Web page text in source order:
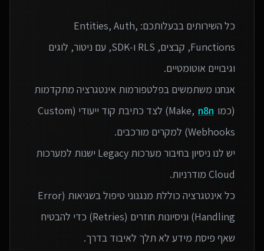
כל השירותים בבעלותכם: Entities, Auth,
Functions, קבצים, RLS ו‑SDK, עם ניטור, לוגים
אנחנו משתמשים בפלטפורמות אינטגרציה מתקדמות
(כמו Make, n8n
) לצד כתיבת קוד ייעודי (Custom
יש לנו ניסיון בחיבור מערכות Legacy ישנות למערכות
כל אינטגרציה כוללת מנגנוני טיפול בשגיאות (Error
Handling) וניסיונות חוזרים (Retries) כדי להבטיח